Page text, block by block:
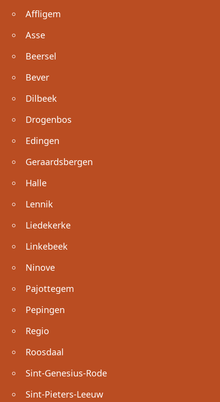
Affligem
Asse
Beersel
Bever
Dilbeek
Drogenbos
Edingen
Geraardsbergen
Halle
Lennik
Liedekerke
Linkebeek
Ninove
Pajottegem
Pepingen
Regio
Roosdaal
Sint-Genesius-Rode
Sint-Pieters-Leeuw